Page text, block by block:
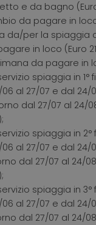
e da bagno
da pagare in
da/per la spiaggia
in loco (Euro
da pagare in
spiaggia in 1°
al 27/07 e dal 24/
dal 27/07 al 24/
spiaggia in 2°
al 27/07 e dal 24/
dal 27/07 al 24/
spiaggia in 3°
al 27/07 e dal 24/
dal 27/07 al 24/